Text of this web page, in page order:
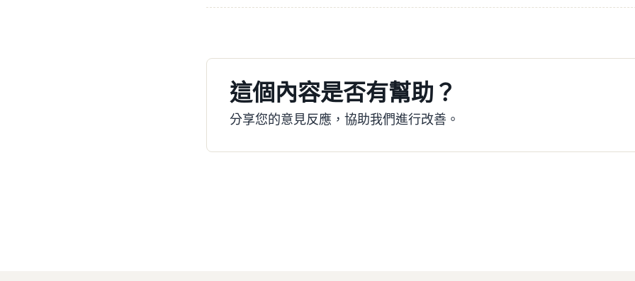
這個內容是否有幫助？
分享您的意見反應，協助我們進行改善。